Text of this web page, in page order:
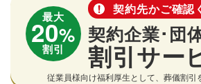
最大
20%
割引
契約先かご確認
契約企業･団
割引サー
従業員様向け福利厚生として、葬儀割引